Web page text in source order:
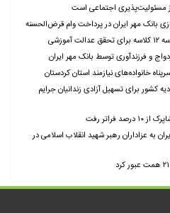
مسئولیت‌پذیری اجتماعی است
خانواده‌های نیازمند استان کردستان
کشور برای تسهیل آزادی زندانیان جرایم
فراتر رفت
به عزاداران رهبر شهید انقلاب اسلامی در